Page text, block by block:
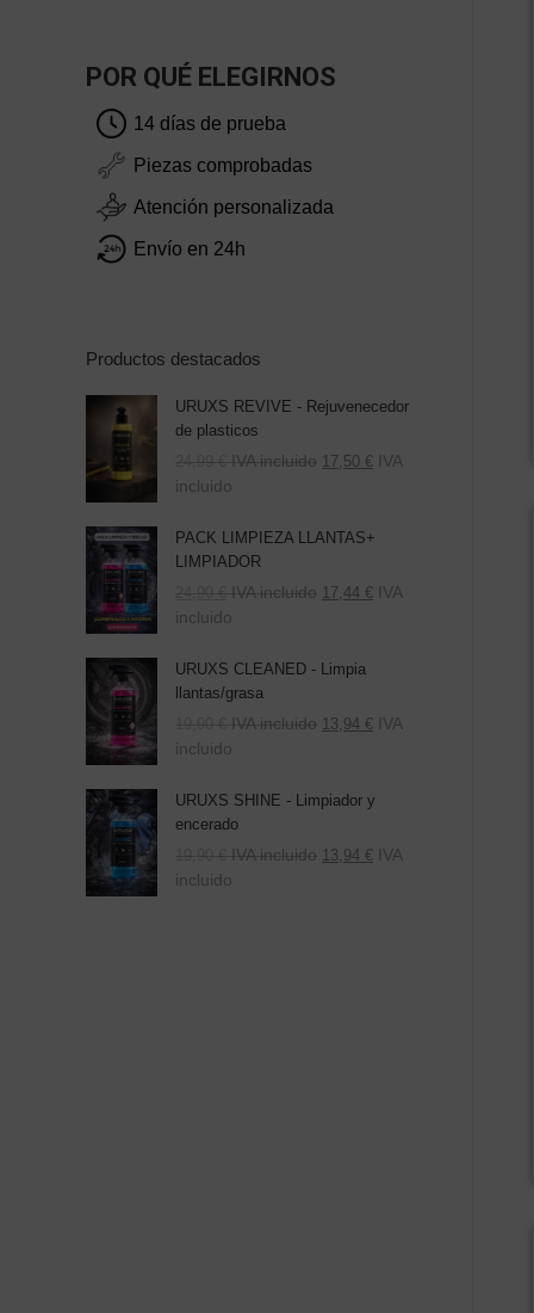
POR QUÉ ELEGIRNOS
14 días de prueba
Piezas comprobadas
Atención personalizada
Envío en 24h
Productos destacados
URUXS REVIVE - Rejuvenecedor
de plasticos
24,99 € IVA incluido 17,50 € IVA
incluido
PACK LIMPIEZA LLANTAS+
LIMPIADOR
El
precio
era:
39,80 €.
24,90 € El
precio
es:
24,90 €.
IVA incluido 17,44 € IVA
incluido
URUXS CLEANED - Limpia
llantas/grasa
19,90 € IVA incluido 13,94 € IVA
incluido
URUXS SHINE - Limpiador y
encerado
19,90 € IVA incluido 13,94 € IVA
incluido